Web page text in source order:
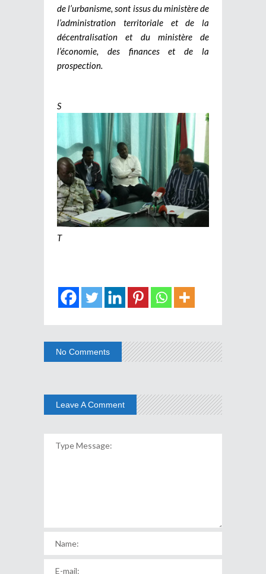
de l’urbanisme, sont issus du ministère de
l’administration territoriale et de la
décentralisation et du ministère de
l’économie, des finances et de la
prospection.
S
T
No Comments
Leave A Comment